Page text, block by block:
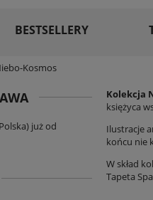
BESTSELLERY
Kosmos
już od
Kolekcja
księżyca
Ilustracje
końcu nie
W skład
Tapeta